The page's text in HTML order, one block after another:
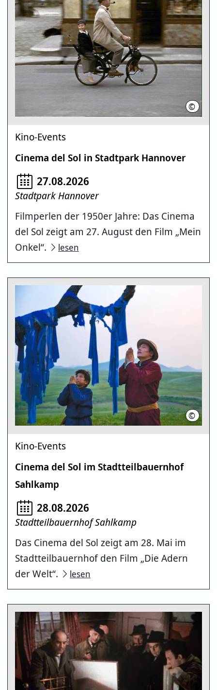
© Les
Kino-Events
Cinema del Sol in Stadtpark Hannover
27.08.2026
Stadtpark Hannover
Filmperlen der 1950er Jahre: Das Cinema
del Sol zeigt am 27. August den Film „Mein
Onkel“.
lesen
©
Kino-Events
Cinema del Sol im Stadtteilbauernhof
Sahlkamp
28.08.2026
Stadtteilbauernhof Sahlkamp
Das Cinema del Sol zeigt am 28. Mai im
Stadtteilbauernhof den Film „Die Adern
der Welt“.
lesen